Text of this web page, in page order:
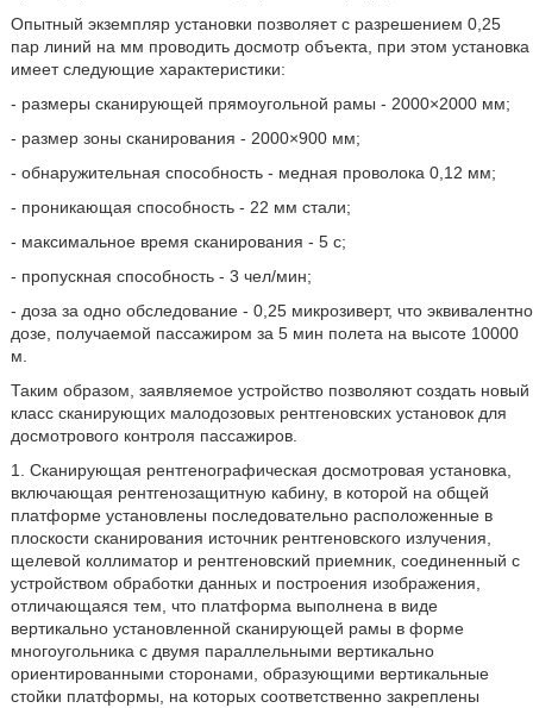
Опытный экземпляр установки позволяет с разрешением 0,25
пар линий на мм проводить досмотр объекта, при этом установка
имеет следующие характеристики:
- размеры сканирующей прямоугольной рамы - 2000×2000 мм;
- размер зоны сканирования - 2000×900 мм;
- обнаружительная способность - медная проволока 0,12 мм;
- проникающая способность - 22 мм стали;
- максимальное время сканирования - 5 с;
- пропускная способность - 3 чел/мин;
- доза за одно обследование - 0,25 микрозиверт, что эквивалентно
дозе, получаемой пассажиром за 5 мин полета на высоте 10000
м.
Таким образом, заявляемое устройство позволяют создать новый
класс сканирующих малодозовых рентгеновских установок для
досмотрового контроля пассажиров.
1. Сканирующая рентгенографическая досмотровая установка,
включающая рентгенозащитную кабину, в которой на общей
платформе установлены последовательно расположенные в
плоскости сканирования источник рентгеновского излучения,
щелевой коллиматор и рентгеновский приемник, соединенный с
устройством обработки данных и построения изображения,
отличающаяся тем, что платформа выполнена в виде
вертикально установленной сканирующей рамы в форме
многоугольника с двумя параллельными вертикально
ориентированными сторонами, образующими вертикальные
стойки платформы, на которых соответственно закреплены